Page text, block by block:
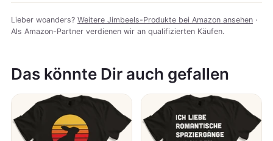
Lieber woanders? Weitere Jimbeels-Produkte bei Amazon ansehen ·
Als Amazon-Partner verdienen wir an qualifizierten Käufen.
Das könnte Dir auch gefallen